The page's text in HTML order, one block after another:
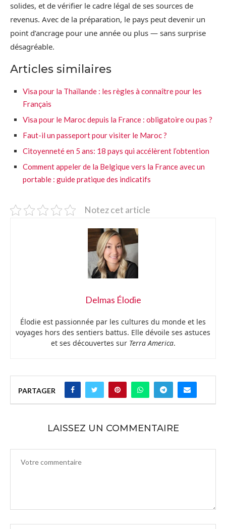
solides, et de vérifier le cadre légal de ses sources de
revenus. Avec de la préparation, le pays peut devenir un
point d’ancrage pour une année ou plus — sans surprise
désagréable.
Articles similaires
Visa pour la Thaïlande : les règles à connaître pour les
Français
Visa pour le Maroc depuis la France : obligatoire ou pas ?
Faut-il un passeport pour visiter le Maroc ?
Citoyenneté en 5 ans: 18 pays qui accélèrent l’obtention
Comment appeler de la Belgique vers la France avec un
portable : guide pratique des indicatifs
Notez cet article
Delmas Élodie
Élodie est passionnée par les cultures du monde et les
voyages hors des sentiers battus. Elle dévoile ses astuces
et ses découvertes sur Terra America.
PARTAGER
LAISSEZ UN COMMENTAIRE